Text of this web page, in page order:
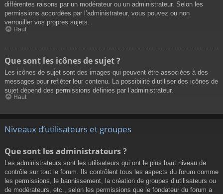
différentes raisons par un modérateur ou un administrateur. Selon les
permissions accordées par l’administrateur, vous pouvez ou non
verrouiller vos propres sujets.
Haut
Que sont les icônes de sujet ?
Les icônes de sujet sont des images qui peuvent être associées à des
messages pour refléter leur contenu. La possibilité d’utiliser des icônes de
sujet dépend des permissions définies par l’administrateur.
Haut
Niveaux d’utilisateurs et groupes
Que sont les administrateurs ?
Les administrateurs sont les utilisateurs qui ont le plus haut niveau de
contrôle sur tout le forum. Ils contrôlent tous les aspects du forum comme
les permissions, le bannissement, la création de groupes d’utilisateurs ou
de modérateurs, etc., selon les permissions que le fondateur du forum a